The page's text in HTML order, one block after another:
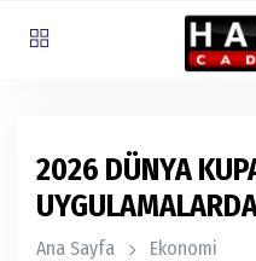
2026 DÜNYA
Ana Sayfa Ekonomi